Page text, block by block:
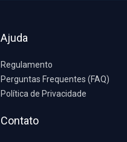
Ajuda
Regulamento
Perguntas Frequentes (FAQ)
Política de Privacidade
Contato